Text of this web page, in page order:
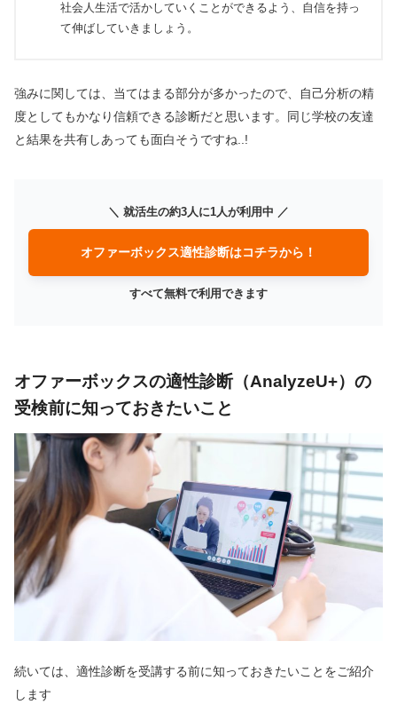
社会人生活で活かしていくことができるよう、自信を持っ
て伸ばしていきましょう。
強みに関しては、当てはまる部分が多かったので、自己分析の精
度としてもかなり信頼できる診断だと思います。同じ学校の友達
と結果を共有しあっても面白そうですね..!
＼ 就活生の約3人に1人が利用中 ／
オファーボックス適性診断はコチラから！
すべて無料で利用できます
オファーボックスの適性診断（AnalyzeU+）の
受検前に知っておきたいこと
続いては、適性診断を受講する前に知っておきたいことをご紹介
します